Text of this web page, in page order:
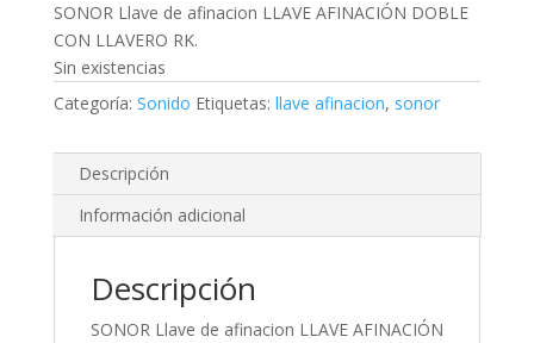
SONOR Llave de afinacion LLAVE AFINACIÓN DOBLE
CON LLAVERO RK.
Sin existencias
Categoría: Sonido Etiquetas: llave afinacion, sonor
Descripción
Información adicional
Descripción
SONOR Llave de afinacion LLAVE AFINACIÓN